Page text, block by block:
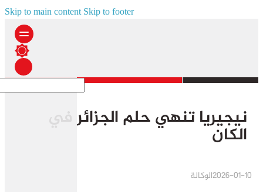
Skip to main content Skip to footer
نيجيريا تنهي حلم الجزائر في
الكان
الوكالة2026-01-10